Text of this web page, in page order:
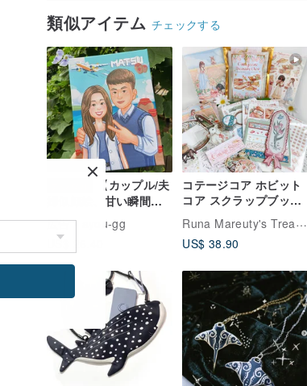
類似アイテム チェックする
【カップル/夫
婦似顔絵、甘い瞬間を
ズ/カップル（人数に応
す）
広告
ayou-gg
US$ 26.40
コテージコア ホビット
コア スクラップブッキ
ング＆ジャーナリング
トレジャーチェスト バ
ンドル
Runa Mareuty's Treasure Chest
US$ 38.90